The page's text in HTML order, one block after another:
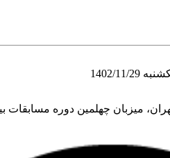
11/29 یکشنبه
میزبان چهلمین دوره مسابقات